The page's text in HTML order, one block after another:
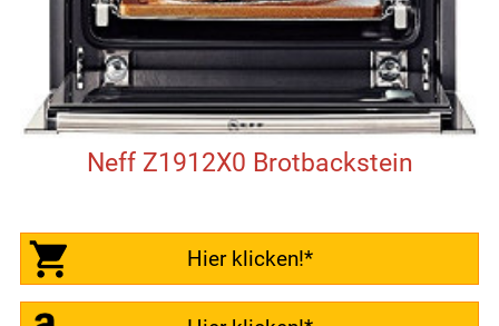
Neff Z1912X0 Brotbackstein
Hier klicken!*